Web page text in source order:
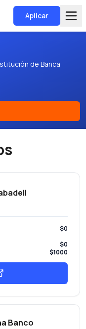
Aplicar
de Banca
$0
$0
$1000
Banco